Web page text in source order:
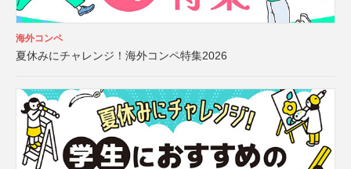
海外コンペ
夏休みにチャレンジ！海外コンペ特集2026